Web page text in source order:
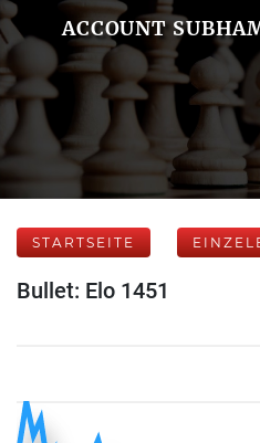
ACCOUNT
STARTSEITE
Bullet: Elo 1451